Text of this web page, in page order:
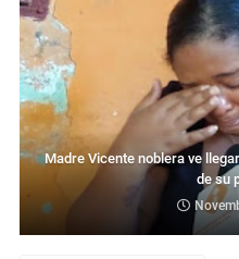
Madre Vicente noblera ve
de su